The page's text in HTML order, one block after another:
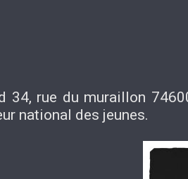
rue du muraillon
national des jeunes.